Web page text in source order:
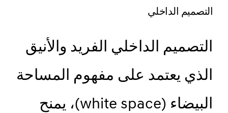
التصميم الداخلي
التصميم الداخلي الفريد والأنيق
الذي يعتمد على مفهوم المساحة
البيضاء (white space)، يمنح